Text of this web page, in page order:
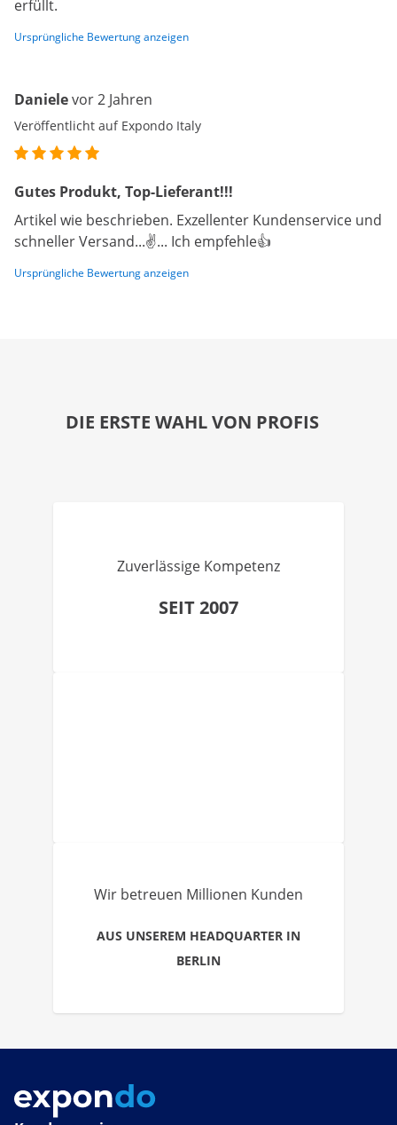
erfüllt.
Ursprüngliche Bewertung anzeigen
Danielevor 2 Jahren
Veröffentlicht auf Expondo Italy
Gutes Produkt, Top-Lieferant!!!
Artikel wie beschrieben. Exzellenter Kundenservice und
schneller Versand...✌️... Ich empfehle👍
Ursprüngliche Bewertung anzeigen
DIE ERSTE WAHL VON PROFIS
Zuverlässige Kompetenz
SEIT 2007
Wir betreuen Millionen Kunden
AUS UNSEREM HEADQUARTER IN
BERLIN